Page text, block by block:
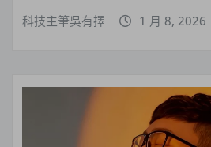
科技主筆吳有擇 1 月 8, 2026